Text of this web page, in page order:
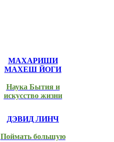
МАХАРИШИ
МАХЕШ ЙОГИ
Наука Бытия и
искусство жизни
ДЭВИД ЛИНЧ
Поймать большую